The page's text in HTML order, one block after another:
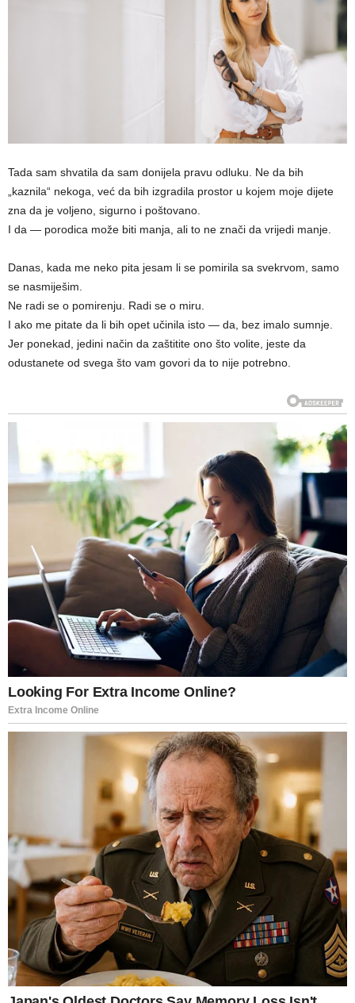
Tada sam shvatila da sam donijela pravu odluku. Ne da bih
„kaznila“ nekoga, već da bih izgradila prostor u kojem moje dijete
zna da je voljeno, sigurno i poštovano.
I da — porodica može biti manja, ali to ne znači da vrijedi manje.
Danas, kada me neko pita jesam li se pomirila sa svekrvom, samo
se nasmiješim.
Ne radi se o pomirenju. Radi se o miru.
I ako me pitate da li bih opet učinila isto — da, bez imalo sumnje.
Jer ponekad, jedini način da zaštitite ono što volite, jeste da
odustanete od svega što vam govori da to nije potrebno.